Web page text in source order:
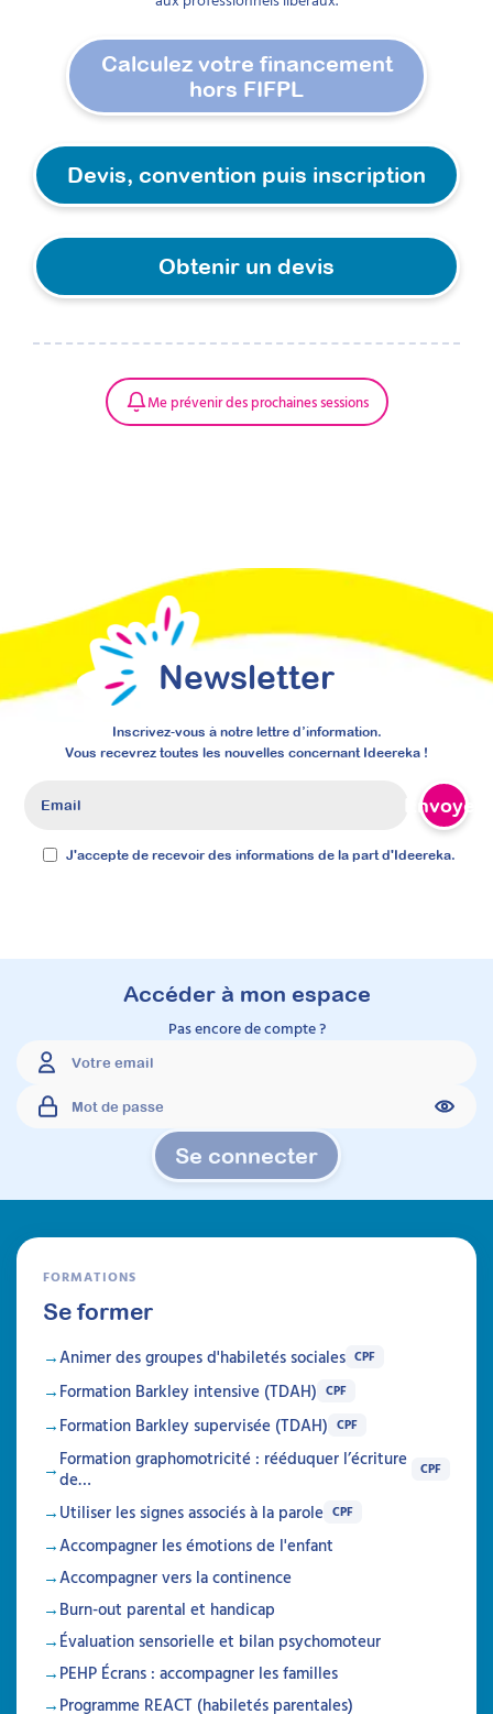
Calculez votre financement
hors FIFPL​
Devis, convention puis inscription
Obtenir un devis
Me prévenir des prochaines sessions
Newsletter
Inscrivez-vous à notre lettre d’information.
Vous recevrez toutes les nouvelles concernant Ideereka !
Envoyer
J'accepte de recevoir des informations de la part d'Ideereka.
Accéder à mon espace
Pas encore de compte ?
Se connecter
FORMATIONS
Se former
Animer des groupes d'habiletés sociales CPF
Formation Barkley intensive (TDAH) CPF
Formation Barkley supervisée (TDAH) CPF
Formation graphomotricité : rééduquer l’écriture
de…
CPF
Utiliser les signes associés à la parole CPF
Accompagner les émotions de l'enfant
Accompagner vers la continence
Burn-out parental et handicap
Évaluation sensorielle et bilan psychomoteur
PEHP Écrans : accompagner les familles
Programme REACT (habiletés parentales)